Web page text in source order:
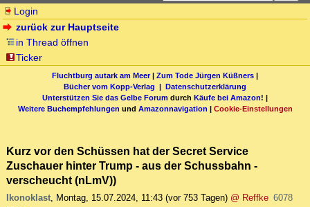
Login
zurück zur Hauptseite
in Thread öffnen
Ticker
Fluchtburg autark am Meer| Zum Tode Jürgen Küßners |
Bücher vom Kopp-Verlag | Datenschutzerklärung
Unterstützen Sie das Gelbe Forum durch Käufe bei Amazon! |
Weitere Buchempfehlungen und Amazonnavigation | Cookie-Einstellungen
Kurz vor den Schüssen hat der Secret Service
Zuschauer hinter Trump - aus der Schussbahn -
verscheucht (nLmV))
Ikonoklast, Montag, 15.07.2024, 11:43 (vor 753 Tagen) @ Reffke 6078